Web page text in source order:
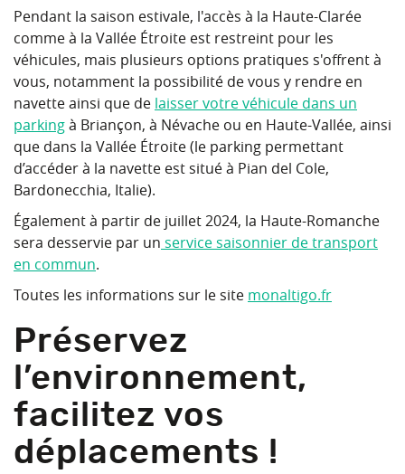
Pendant la saison estivale, l'accès à la Haute-Clarée
comme à la Vallée Étroite est restreint pour les
véhicules, mais plusieurs options pratiques s'offrent à
vous, notamment la possibilité de vous y rendre en
navette ainsi que de laisser votre véhicule dans un
parkingà Briançon, à Névache ou en Haute-Vallée, ainsi
que dans la Vallée Étroite (le parking permettant
d’accéder à la navette est situé à Pian del Cole,
Bardonecchia, Italie).
Également à partir de juillet 2024, la Haute-Romanche
sera desservie par un service saisonnier de transport
en commun.
Toutes les informations sur le site monaltigo.fr
Préservez
l’environnement,
facilitez vos
déplacements !